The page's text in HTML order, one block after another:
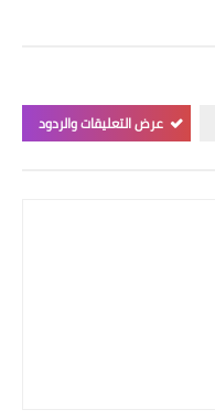
عرض التعليقات والردود